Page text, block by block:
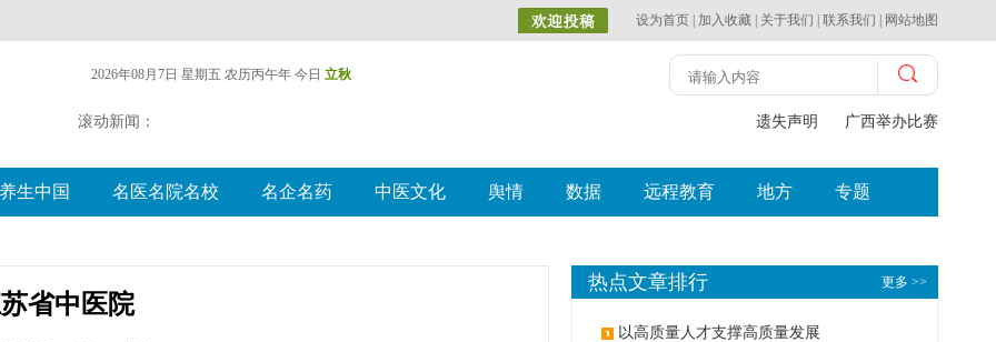
设为首页 加入收藏 关于我们 联系我们 网站地图
2026年08月7日 星期五 农历丙午年 今日 立秋
滚动新闻： 遗失声明 广西举办比赛探索中
养生中国 名医名院名校 名企名药 中医文化 舆情 数据 远程教育 地方 专题
省中医院
更多 >>
热点文章排行
以高质量人才支撑高质量发展